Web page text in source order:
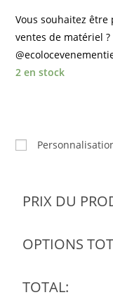
Vous souhaitez
ventes de matériel
2 en stock
PRIX DU
OPTIONS
TOTAL: